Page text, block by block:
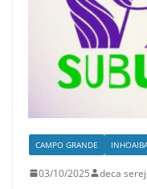
CAMPO GRANDE
03/10/2025 deca